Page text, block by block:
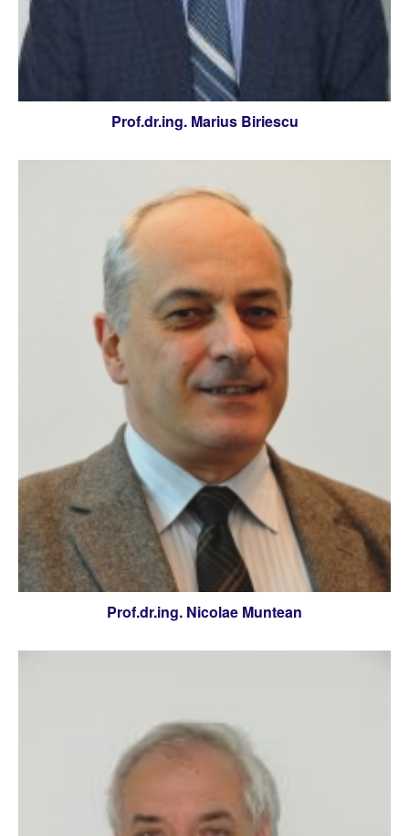
Prof.dr.ing. Marius Biriescu
Prof.dr.ing. Nicolae Muntean